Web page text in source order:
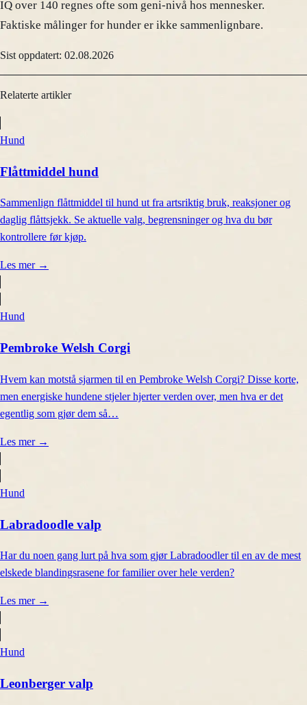
IQ over 140 regnes ofte som geni-nivå hos mennesker.
Faktiske målinger for hunder er ikke sammenlignbare.
Sist oppdatert: 02.08.2026
Relaterte artikler
Hund
Flåttmiddel hund
Sammenlign flåttmiddel til hund ut fra artsriktig bruk, reaksjoner og
daglig flåttsjekk. Se aktuelle valg, begrensninger og hva du bør
kontrollere før kjøp.
Les mer →
Hund
Pembroke Welsh Corgi
Hvem kan motstå sjarmen til en Pembroke Welsh Corgi? Disse korte,
men energiske hundene stjeler hjerter verden over, men hva er det
egentlig som gjør dem så…
Les mer →
Hund
Labradoodle valp
Har du noen gang lurt på hva som gjør Labradoodler til en av de mest
elskede blandingsrasene for familier over hele verden?
Les mer →
Hund
Leonberger valp